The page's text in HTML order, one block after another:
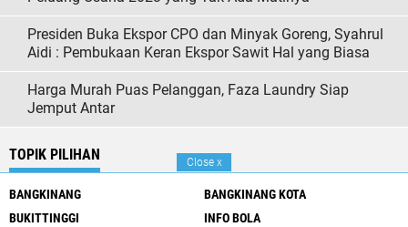
Presiden Buka Ekspor CPO dan Minyak Goreng, Syahrul
Aidi : Pembukaan Keran Ekspor Sawit Hal yang Biasa
Harga Murah Puas Pelanggan, Faza Laundry Siap
Jemput Antar
TOPIK PILIHAN
BANGKINANG
BANGKINANG KOTA
BUKITTINGGI
INFO BOLA
Close x